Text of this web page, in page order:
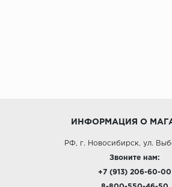
ИНФОРМАЦИЯ О
РФ, г. Новосибирск, ул.
Звоните нам:
+7 (913) 206-60-00